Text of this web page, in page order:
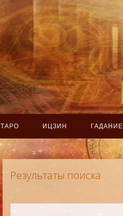
ТАРО ИЦЗИН ГАДАНИЕ
Результаты поиска